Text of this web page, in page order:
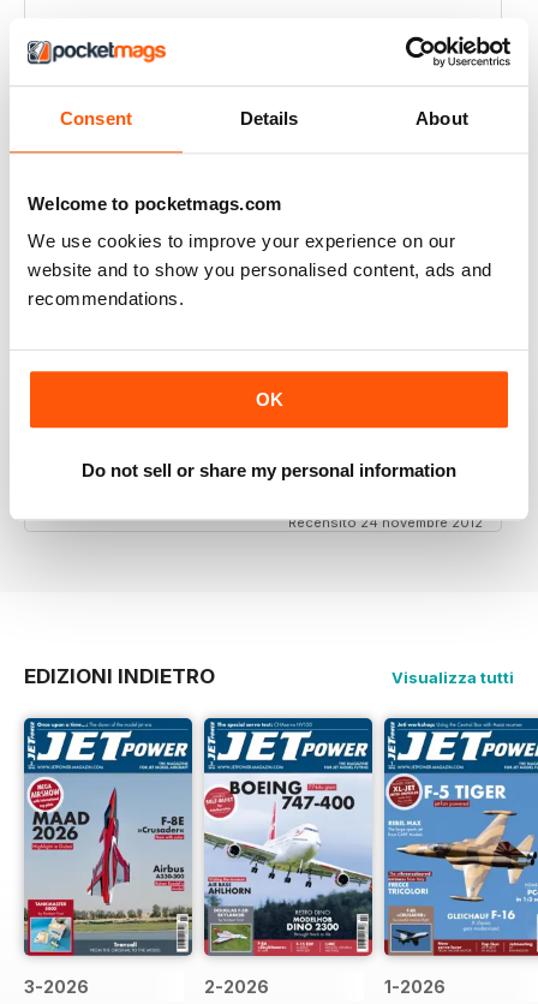
Consent Details About
Welcome to pocketmags.com
We use cookies to improve your experience on our
website and to show you personalised content, ads and
recommendations.
OK
Do not sell or share my personal information
Moore build articles, please.
Very good content and features
GOOD MAGAZINE
Awesome content, lots of info and pics.
Recensito 24 novembre 2012
EDIZIONI INDIETRO Visualizza tutti
3-2026 2-2026 1-2026